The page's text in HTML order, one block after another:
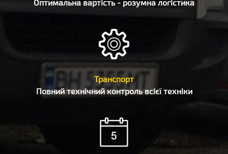
Оптимальна вартість - розумна логістика
Транспорт
Повний технічний контроль всієї техніки